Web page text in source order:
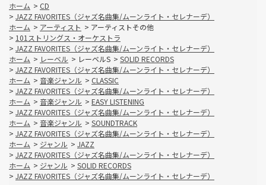
ホーム > CD
> JAZZ FAVORITES（ジャズ名曲集/ムーンライト・セレナーデ）
ホーム > アーティスト > アーティストその他
> 101ストリングス・オーケストラ
> JAZZ FAVORITES（ジャズ名曲集/ムーンライト・セレナーデ）
ホーム > レーベル > レーベルS > SOLID RECORDS
> JAZZ FAVORITES（ジャズ名曲集/ムーンライト・セレナーデ）
ホーム > 音楽ジャンル > CLASSIC
> JAZZ FAVORITES（ジャズ名曲集/ムーンライト・セレナーデ）
ホーム > 音楽ジャンル > EASY LISTENING
> JAZZ FAVORITES（ジャズ名曲集/ムーンライト・セレナーデ）
ホーム > 音楽ジャンル > SOUNDTRACK
> JAZZ FAVORITES（ジャズ名曲集/ムーンライト・セレナーデ）
ホーム > ジャンル > JAZZ
> JAZZ FAVORITES（ジャズ名曲集/ムーンライト・セレナーデ）
ホーム > ジャンル > SOLID RECORDS
> JAZZ FAVORITES（ジャズ名曲集/ムーンライト・セレナーデ）